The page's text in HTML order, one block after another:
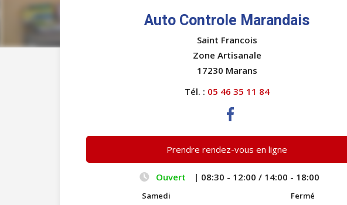
Auto Controle Marandais
Saint Francois
Zone Artisanale
17230 Marans
Tél. : 05 46 35 11 84
Prendre rendez-vous en ligne
Ouvert | 08:30 - 12:00 / 14:00 - 18:00
Samedi
Fermé